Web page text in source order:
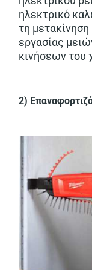
ηλεκτρικό
τη
εργασίας
κινήσεων του
2)